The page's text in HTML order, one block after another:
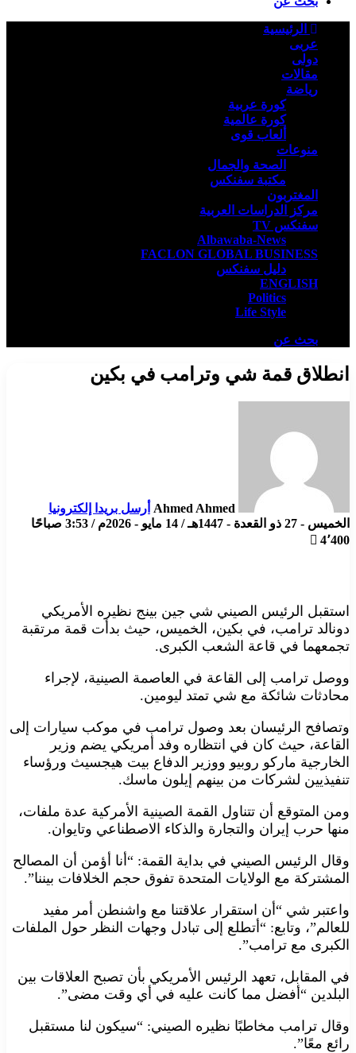
الرئيسية
عربى
دولى
مقالات
رياضة
كورة عربية
كورة عالمية
ألعاب قوى
منوعات
الصحة والجمال
مكتبة سفنكس
المغتربون
مركز الدراسات العربية
سفنكس TV
Albawaba-News
FACLON GLOBAL BUSINESS
دليل سفنكس
ENGLISH
Politics
Life Style
بحث عن
انطلاق قمة شي وترامب في بكين
Ahmed Ahmed أرسل بريدا إلكترونيا
الخميس - 27 ذو القعدة - 1447هـ / 14 مايو - 2026م / 3:53 صباحًا
4٬400
استقبل الرئيس الصيني شي جين بينج نظيره الأمريكي
دونالد ترامب، في بكين، الخميس، حيث بدأت قمة مرتقبة
تجمعهما في قاعة الشعب الكبرى.
ووصل ترامب إلى القاعة في العاصمة الصينية، لإجراء
محادثات شائكة مع شي تمتد ليومين.
وتصافح الرئيسان بعد وصول ترامب في موكب سيارات إلى
القاعة، حيث كان في انتظاره وفد أمريكي يضم وزير
الخارجية ماركو روبيو ووزير الدفاع بيت هيجسيث ورؤساء
تنفيذيين لشركات من بينهم إيلون ماسك.
ومن المتوقع أن تتناول القمة الصينية الأمركية عدة ملفات،
منها حرب إيران والتجارة والذكاء الاصطناعي وتايوان.
وقال الرئيس الصيني في بداية القمة: “أنا أؤمن أن المصالح
المشتركة مع الولايات المتحدة تفوق حجم الخلافات بيننا”.
واعتبر شي “أن استقرار علاقتنا مع واشنطن أمر مفيد
للعالم”، وتابع: “أتطلع إلى تبادل وجهات النظر حول الملفات
الكبرى مع ترامب”.
في المقابل، تعهد الرئيس الأمريكي بأن تصبح العلاقات بين
البلدين “أفضل مما كانت عليه في أي وقت مضى”.
وقال ترامب مخاطبًا نظيره الصيني: “سيكون لنا مستقبل
رائع معًا”.